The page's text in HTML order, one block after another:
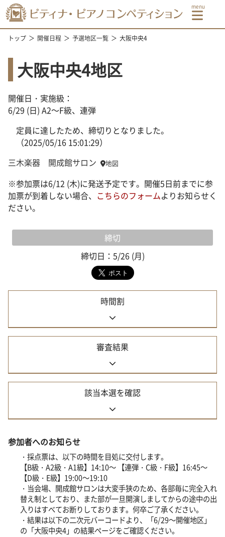
トップ 開催日程 予選地区一覧 大阪中央4
大阪中央4地区
開催日・実施級：
6/29 (日) A2～F級、連弾
定員に達したため、締切りとなりました。
（2025/05/16 15:01:29）
三木楽器 開成館サロン
地図
※参加票は6/12 (木)に発送予定です。開催5日前までに参
加票が到着しない場合、 こちらのフォームよりお知らせく
ださい。
締切
締切日：5/26 (月)
時間割
審査結果
該当本選を確認
参加者へのお知らせ
・採点票は、以下の時間を目処に交付します。
【B級・A2級・A1級】14:10～ 【連弾・C級・F級】16:45～
【D級・E級】19:00～19:10
・当会場、開成館サロンは大変手狭のため、各部毎に完全入れ
替え制としており、また部が一旦開演しましてからの途中の出
入りはすべてお断りしております。何卒ご了承ください。
・結果は以下の二次元バーコードより、「6/29～開催地区」
の「大阪中央4」の結果ページをご確認ください。